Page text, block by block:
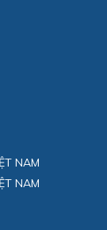
NAM
NAM